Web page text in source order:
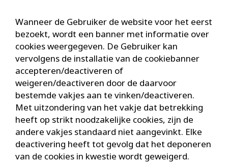
Wanneer de Gebruiker de website voor het eerst
bezoekt, wordt een banner met informatie over
cookies weergegeven. De Gebruiker kan
vervolgens de installatie van de cookiebanner
accepteren/deactiveren of
weigeren/deactiveren door de daarvoor
bestemde vakjes aan te vinken/deactiveren.
Met uitzondering van het vakje dat betrekking
heeft op strikt noodzakelijke cookies, zijn de
andere vakjes standaard niet aangevinkt. Elke
deactivering heeft tot gevolg dat het deponeren
van de cookies in kwestie wordt geweigerd.